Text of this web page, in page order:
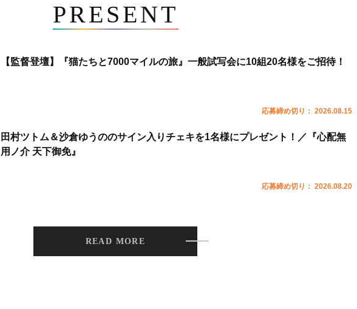
PRESENT
【監督登壇】『猫たちと7000マイルの旅』一般試写会に10組20名様をご招待！
応募締め切り： 2026.08.15
田村ツトム＆沙倉ゆうののサイン入りチェキを1名様にプレゼント！／『心配無
用ノ介 天下御免』
応募締め切り： 2026.08.20
READ MORE